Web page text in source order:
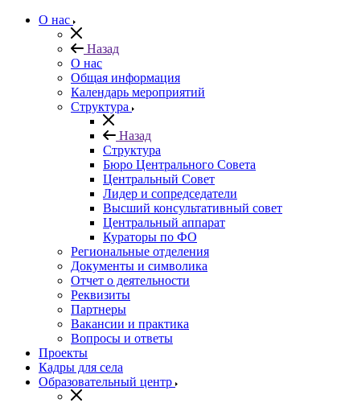
О нас
Назад
О нас
Общая информация
Календарь мероприятий
Структура
Назад
Структура
Бюро Центрального Совета
Центральный Совет
Лидер и сопредседатели
Высший консультативный совет
Центральный аппарат
Кураторы по ФО
Региональные отделения
Документы и символика
Отчет о деятельности
Реквизиты
Партнеры
Вакансии и практика
Вопросы и ответы
Проекты
Кадры для села
Образовательный центр